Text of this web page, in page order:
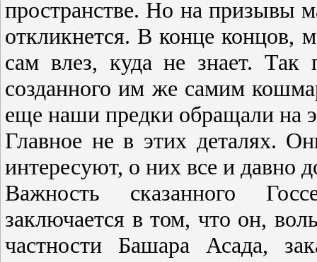
пространстве. Но на призывы
откликнется. В конце концов,
сам влез, куда не знает.
созданного им же самим
еще наши предки обращали на
Главное не в этих деталях.
интересуют, о них все и давно
Важность сказанного
заключается в том, что он,
частности Башара Асада,